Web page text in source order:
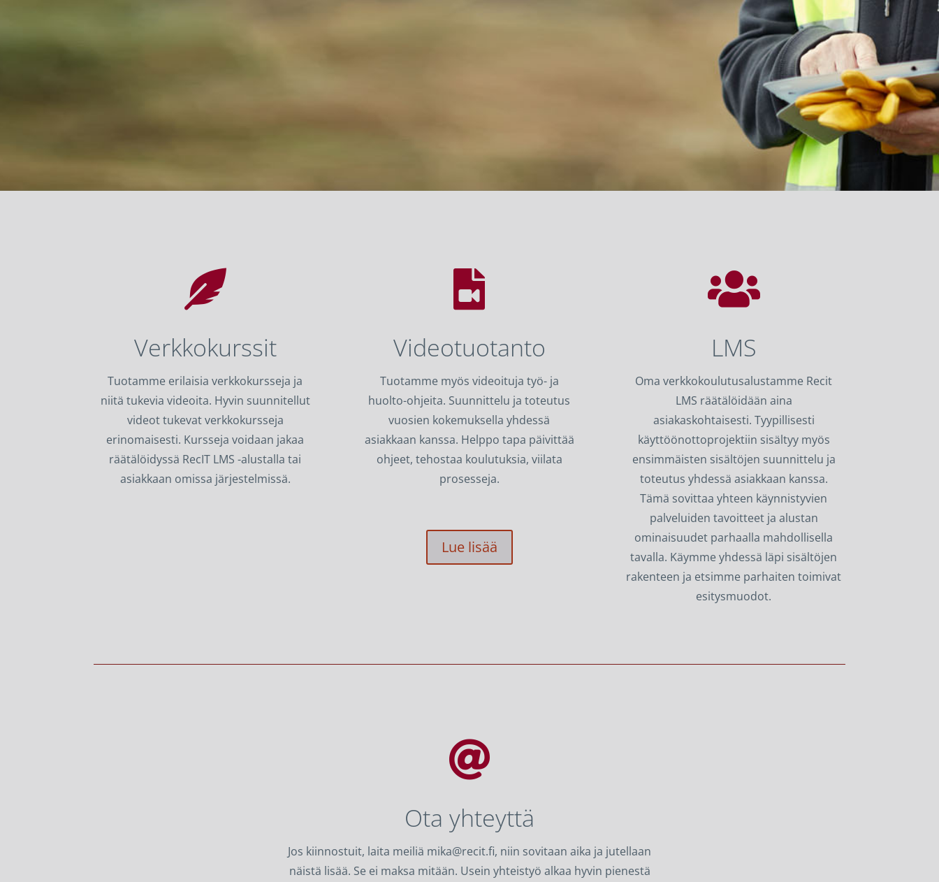

Verkkokurssit
Tuotamme erilaisia verkkokursseja ja
niitä tukevia videoita. Hyvin suunnitellut
videot tukevat verkkokursseja
erinomaisesti. Kursseja voidaan jakaa
räätälöidyssä RecIT LMS -alustalla tai
asiakkaan omissa järjestelmissä.

Videotuotanto
Tuotamme myös videoituja työ- ja
huolto-ohjeita. Suunnittelu ja toteutus
vuosien kokemuksella yhdessä
asiakkaan kanssa. Helppo tapa päivittää
ohjeet, tehostaa koulutuksia, viilata
prosesseja.
Lue lisää

LMS
Oma verkkokoulutusalustamme Recit
LMS räätälöidään aina
asiakaskohtaisesti. Tyypillisesti
käyttöönottoprojektiin sisältyy myös
ensimmäisten sisältöjen suunnittelu ja
toteutus yhdessä asiakkaan kanssa.
Tämä sovittaa yhteen käynnistyvien
palveluiden tavoitteet ja alustan
ominaisuudet parhaalla mahdollisella
tavalla. Käymme yhdessä läpi sisältöjen
rakenteen ja etsimme parhaiten toimivat
esitysmuodot.

Ota yhteyttä
Jos kiinnostuit, laita meiliä mika@recit.fi, niin sovitaan aika ja jutellaan
näistä lisää. Se ei maksa mitään. Usein yhteistyö alkaa hyvin pienestä